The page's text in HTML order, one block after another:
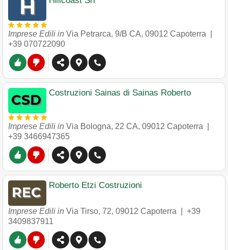
Imprese Edili in Via Petrarca, 9/B CA, 09012 Capoterra
+39 070722090
Costruzioni Sainas di Sainas Roberto
Imprese Edili in Via Bologna, 22 CA, 09012 Capoterra
+39 3466947365
Roberto Etzi Costruzioni
Imprese Edili in Via Tirso, 72, 09012 Capoterra
+39
3409837911